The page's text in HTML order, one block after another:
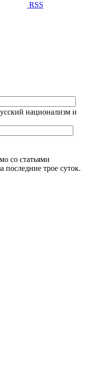
RSS
национализм и
со статьями
трое суток.